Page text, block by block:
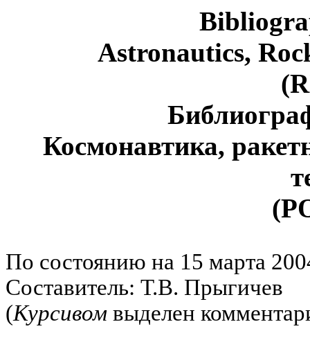
Astronautics,
(
Космонавтика,
По состоянию на 15 марта
Составитель: Т.В. Прыгичев
(Курсивом выделен